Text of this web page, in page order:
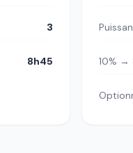
3
8h45 10% →